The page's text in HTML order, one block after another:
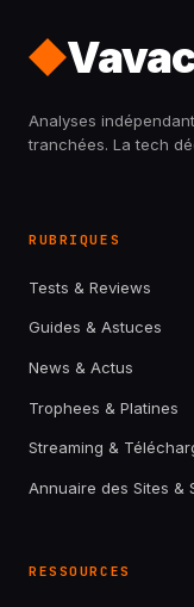
Analyses
tranchées. La tech
RUBRIQUES
Tests & Reviews
Guides & Astuces
News & Actus
Trophees & Platines
Streaming &
Annuaire des Sites &
RESSOURCES